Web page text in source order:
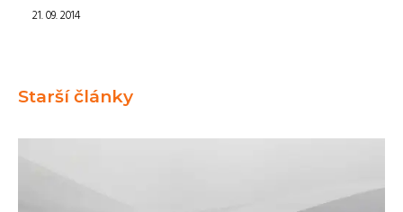
21. 09. 2014
Starší články